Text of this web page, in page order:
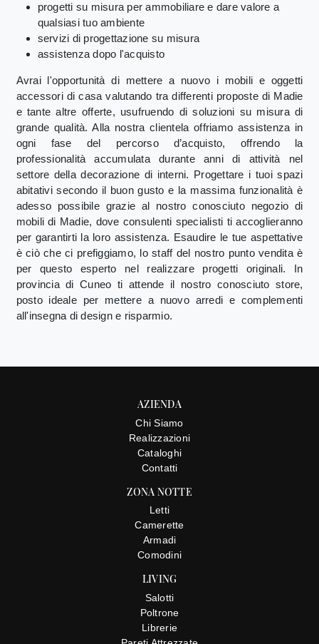
progetti su misura per ammobiliare e dare valore a
qualsiasi tuo ambiente
servizi di progettazione su misura
assistenza dopo l'acquisto
Avrai l'opportunità di mettere a nuovo i mobili e oggetti
accessori di casa valutando tra differenti proposte di Madie
e tante altre offerte, usufruendo di soluzioni su misura di
grande qualità. Alla nostra clientela offriamo assistenza in
ogni fase del percorso d’acquisto, offrendo la
professionalità accumulata durante anni di attività nel
settore della decorazione di interni. Progettare i tuoi spazi
abitativi secondo il buon gusto e la massima funzionalità è
adesso possibile grazie al nostro conosciuto negozio di
mobili di Madie, dove consulenti specialisti ti accoglieranno
per garantirti la loro assistenza. Esaudire le tue aspettative
è ciò che ci prefiggiamo, lo staff del nostro punto vendita è
per questo esperto nel realizzare progetti originali. In
provincia di Cuneo ti attende il nostro conosciuto store,
posto ideale per mettere a nuovo arredi e complementi
all'insegna di design e risparmio.
LIVING
Salotti
Poltrone
Librerie
ZONA NOTTE
Letti
Camerette
Armadi
Comodini
AZIENDA
Chi Siamo
Realizzazioni
Cataloghi
Contatti